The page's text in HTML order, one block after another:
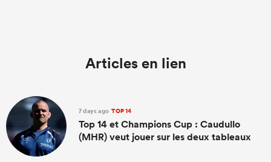
Articles en lien
7 days ago TOP 14
Top 14 et Champions Cup : Caudullo
(MHR) veut jouer sur les deux tableaux